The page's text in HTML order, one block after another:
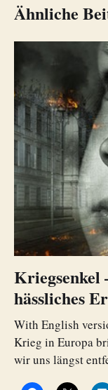
Ähnliche
Kriegsenkel
hässliches
With English
Krieg in Europa
wir uns längst